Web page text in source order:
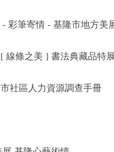
彩筆寄情 - 基隆市地方美
線條之美 ] 書法典藏品特
社區人力資源調查手冊